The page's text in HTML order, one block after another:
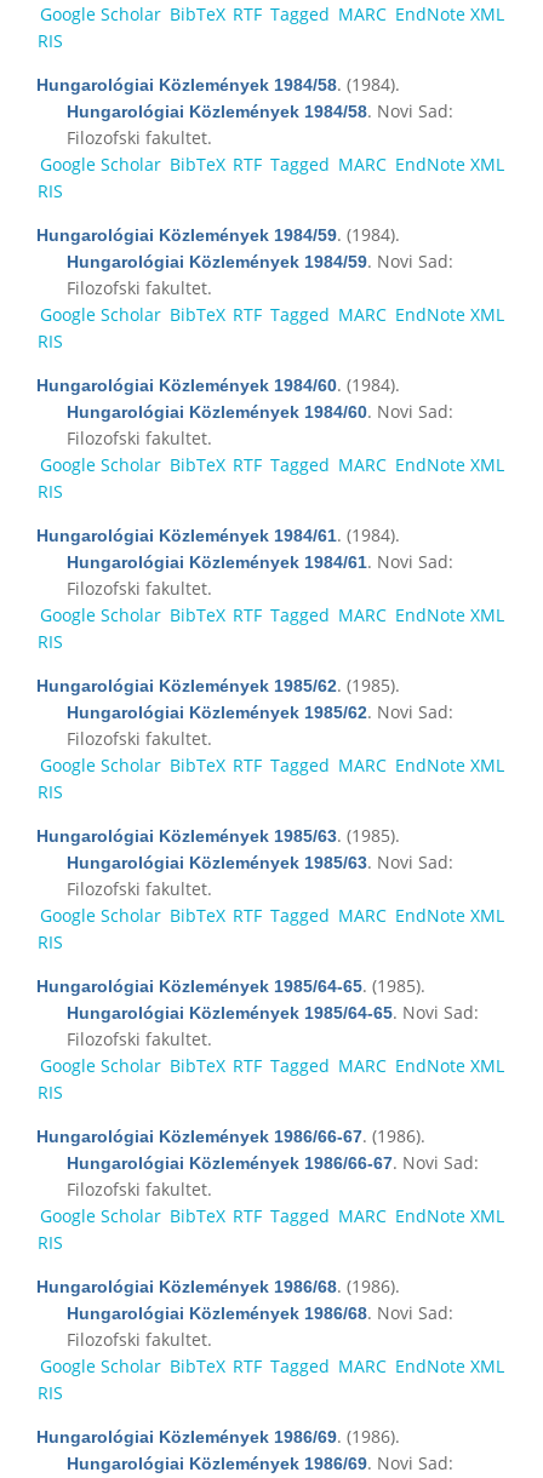
Google Scholar BibTeX RTF Tagged MARC EndNote XML
RIS
Hungarológiai Közlemények 1984/58. (1984).
Hungarológiai Közlemények 1984/58. Novi Sad:
Filozofski fakultet.
Google Scholar BibTeX RTF Tagged MARC EndNote XML
RIS
Hungarológiai Közlemények 1984/59. (1984).
Hungarológiai Közlemények 1984/59. Novi Sad:
Filozofski fakultet.
Google Scholar BibTeX RTF Tagged MARC EndNote XML
RIS
Hungarológiai Közlemények 1984/60. (1984).
Hungarológiai Közlemények 1984/60. Novi Sad:
Filozofski fakultet.
Google Scholar BibTeX RTF Tagged MARC EndNote XML
RIS
Hungarológiai Közlemények 1984/61. (1984).
Hungarológiai Közlemények 1984/61. Novi Sad:
Filozofski fakultet.
Google Scholar BibTeX RTF Tagged MARC EndNote XML
RIS
Hungarológiai Közlemények 1985/62. (1985).
Hungarológiai Közlemények 1985/62. Novi Sad:
Filozofski fakultet.
Google Scholar BibTeX RTF Tagged MARC EndNote XML
RIS
Hungarológiai Közlemények 1985/63. (1985).
Hungarológiai Közlemények 1985/63. Novi Sad:
Filozofski fakultet.
Google Scholar BibTeX RTF Tagged MARC EndNote XML
RIS
Hungarológiai Közlemények 1985/64-65. (1985).
Hungarológiai Közlemények 1985/64-65. Novi Sad:
Filozofski fakultet.
Google Scholar BibTeX RTF Tagged MARC EndNote XML
RIS
Hungarológiai Közlemények 1986/66-67. (1986).
Hungarológiai Közlemények 1986/66-67. Novi Sad:
Filozofski fakultet.
Google Scholar BibTeX RTF Tagged MARC EndNote XML
RIS
Hungarológiai Közlemények 1986/68. (1986).
Hungarológiai Közlemények 1986/68. Novi Sad:
Filozofski fakultet.
Google Scholar BibTeX RTF Tagged MARC EndNote XML
RIS
Hungarológiai Közlemények 1986/69. (1986).
Hungarológiai Közlemények 1986/69. Novi Sad: